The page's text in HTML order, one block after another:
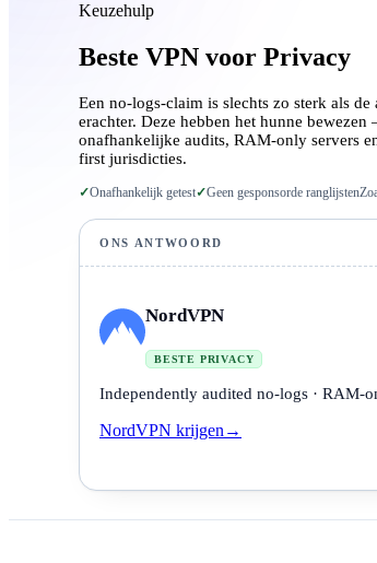
Keuzehulp
Beste VPN voor Privacy
Een no-logs-claim is slechts zo sterk als de
erachter. Deze hebben het hunne
onafhankelijke audits, RAM-only servers
first jurisdicties.
✓Onafhankelijk getest✓Geen gesponsorde ranglijsten
ONS ANTWOORD
NordVPN
BESTE PRIVACY
Independently audited no-logs · RAM-
NordVPN krijgen →